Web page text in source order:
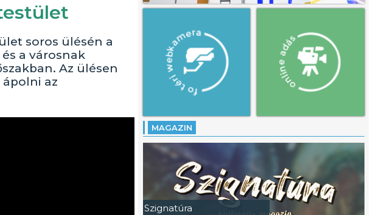
soros ülésén a
a városnak
Az ülésen
az
MAGAZIN
Szignatúra